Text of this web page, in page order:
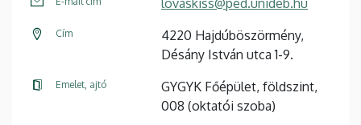
Cím
4220 Hajdúböszörmény,
Désány István utca 1-9.
Emelet, ajtó
GYGYK Főépület, földszint,
008 (oktatói szoba)